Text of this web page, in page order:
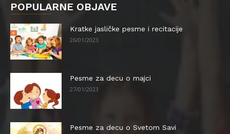
POPULARNE OBJAVE
Kratke jasličke pesme i recitacije
26/01/2023
Pesme za decu o majci
27/01/2023
Pesme za decu o Svetom Savi